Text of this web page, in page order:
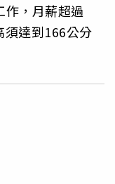
作，月薪超過
須達到166公分